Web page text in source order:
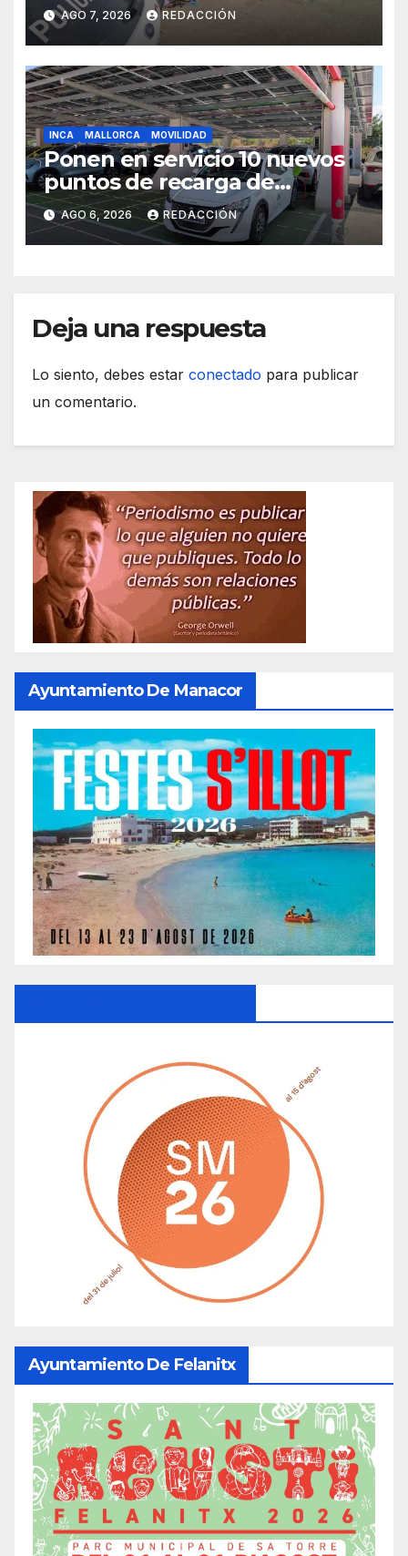
gestión de residuos
AGO 7, 2026 REDACCIÓN
INCA MALLORCA MOVILIDAD
Ponen en servicio 10 nuevos
puntos de recarga de
vehículos eléctricos en el
Hospital de Inca
AGO 6, 2026 REDACCIÓN
Deja una respuesta
Lo siento, debes estar conectado para publicar
un comentario.
Ayuntamiento De Manacor
Ayuntamiento De Felanitx